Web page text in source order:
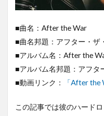
■曲名：After the War
■曲名邦題：アフター・ザ
■アルバム名：After the
■アルバム名邦題：アフタ
■動画リンク：
「After the
この記事では彼のハード